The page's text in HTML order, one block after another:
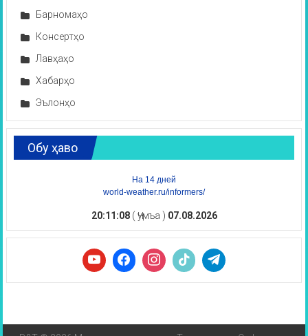
Барномаҳо
Консертҳо
Лавҳаҳо
Хабарҳо
Эълонҳо
Обу ҳаво
На 14 дней
world-weather.ru/informers/
20:11:09( Ҷумъа ) 07.08.2026